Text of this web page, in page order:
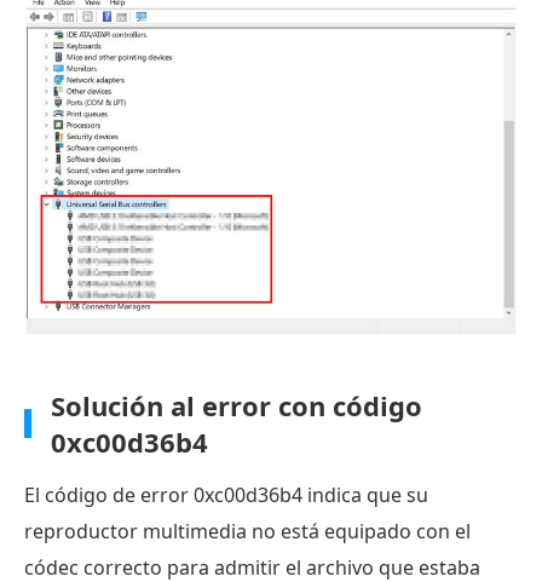
Solución al error con código
0xc00d36b4
El código de error 0xc00d36b4 indica que su
reproductor multimedia no está equipado con el
códec correcto para admitir el archivo que estaba